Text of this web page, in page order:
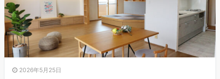
2026年5月25日